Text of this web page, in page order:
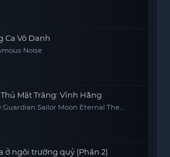
Ca Vô Danh
Noise
Mặt Trăng: Vĩnh Hằng
Guardian Sailor Moon Eternal The
ở ngôi trường quỷ (Phần 2)